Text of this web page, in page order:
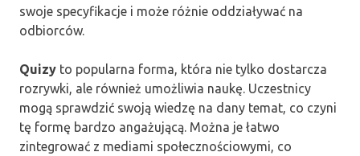
swoje specyfikacje i może różnie oddziaływać na
odbiorców.
Quizy to popularna forma, która nie tylko dostarcza
rozrywki, ale również umożliwia naukę. Uczestnicy
mogą sprawdzić swoją wiedzę na dany temat, co czyni
tę formę bardzo angażującą. Można je łatwo
zintegrować z mediami społecznościowymi, co